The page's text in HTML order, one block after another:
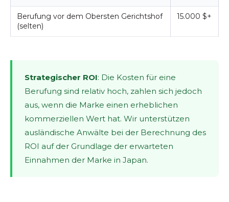
Berufung vor dem Obersten Gerichtshof
(selten)
15.000 $+
Strategischer ROI: Die Kosten für eine
Berufung sind relativ hoch, zahlen sich jedoch
aus, wenn die Marke einen erheblichen
kommerziellen Wert hat. Wir unterstützen
ausländische Anwälte bei der Berechnung des
ROI auf der Grundlage der erwarteten
Einnahmen der Marke in Japan.